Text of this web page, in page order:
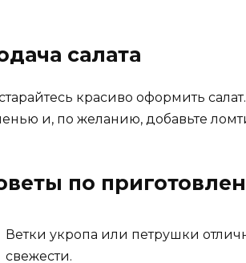
салата
красиво оформить
и, по желанию, добавьте
по
Ветки укропа или петрушки
свежести.